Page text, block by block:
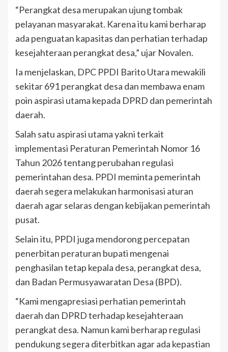
“Perangkat desa merupakan ujung tombak
pelayanan masyarakat. Karena itu kami berharap
ada penguatan kapasitas dan perhatian terhadap
kesejahteraan perangkat desa,” ujar Novalen.
Ia menjelaskan, DPC PPDI Barito Utara mewakili
sekitar 691 perangkat desa dan membawa enam
poin aspirasi utama kepada DPRD dan pemerintah
daerah.
Salah satu aspirasi utama yakni terkait
implementasi Peraturan Pemerintah Nomor 16
Tahun 2026 tentang perubahan regulasi
pemerintahan desa. PPDI meminta pemerintah
daerah segera melakukan harmonisasi aturan
daerah agar selaras dengan kebijakan pemerintah
pusat.
Selain itu, PPDI juga mendorong percepatan
penerbitan peraturan bupati mengenai
penghasilan tetap kepala desa, perangkat desa,
dan Badan Permusyawaratan Desa (BPD).
“Kami mengapresiasi perhatian pemerintah
daerah dan DPRD terhadap kesejahteraan
perangkat desa. Namun kami berharap regulasi
pendukung segera diterbitkan agar ada kepastian